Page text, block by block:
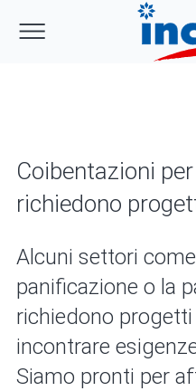
Coibentazioni
richiedono
Alcuni settori
panificazione o la
richiedono
incontrare
Siamo pronti per